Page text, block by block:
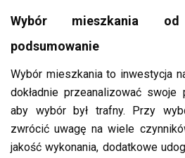
Wybór mieszkania
podsumowanie
Wybór mieszkania to inwestycja
dokładnie przeanalizować
aby wybór był trafny. Przy
zwrócić uwagę na wiele
jakość wykonania, dodatkowe